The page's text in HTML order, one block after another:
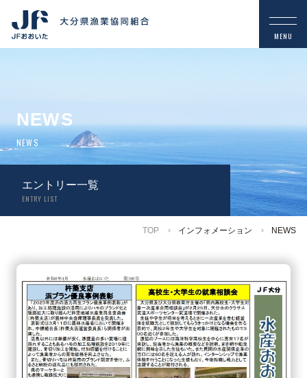
NEWS
NEWS
エントリー一覧
ENTRY LIST
TOP インフォメーション NEWS